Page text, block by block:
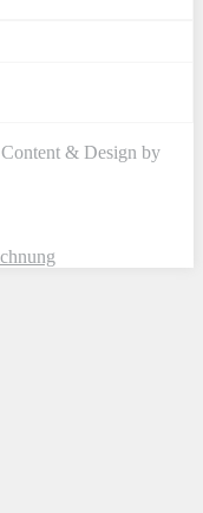
& Design by